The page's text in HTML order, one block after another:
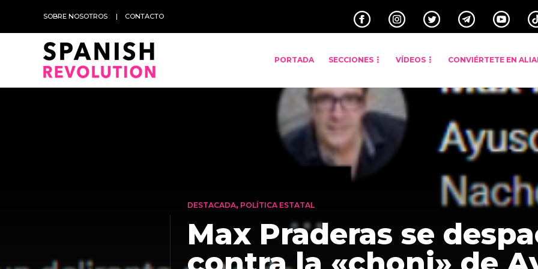
SOBRE NOSOTROS CONTACTO
PORTADA SECCIONES VÍDEOS CONVIÉRTETE EN
DESTACADA, POLÍTICA ESTATAL
Max Praderas se